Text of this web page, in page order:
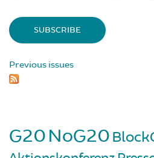
Previous issues
G20NoG20